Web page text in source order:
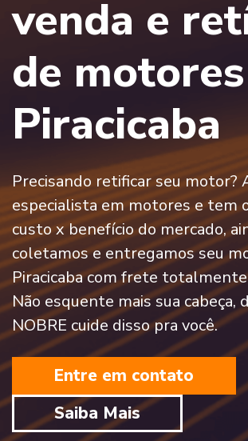
venda e
de
Piracicaba
Precisando retificar seu motor?
especialista em motores e tem
custo x benefício do mercado,
coletamos e entregamos seu
Piracicaba com frete
Não esquente mais sua cabeça,
NOBRE cuide disso pra você.
Entre em contato
Saiba Mais